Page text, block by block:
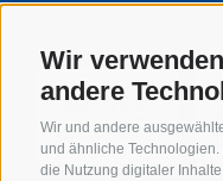
Wir
andere
Wir und andere
und ähnliche
die Nutzung digitaler